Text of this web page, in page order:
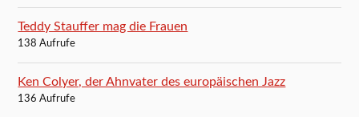
Teddy Stauffer mag die Frauen
138 Aufrufe
Ken Colyer, der Ahnvater des europäischen Jazz
136 Aufrufe